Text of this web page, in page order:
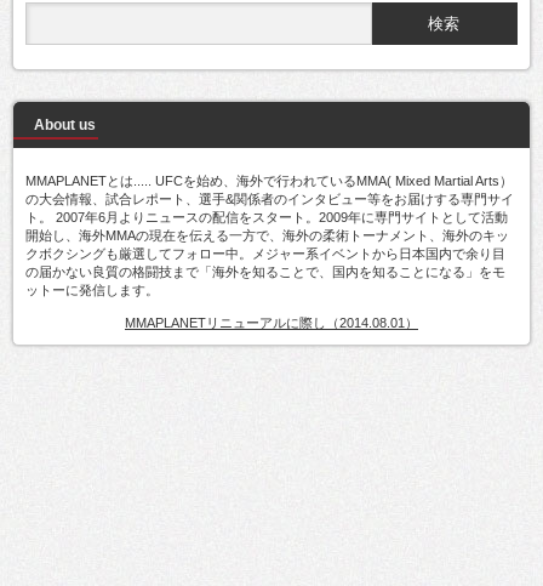
About us
MMAPLANETとは..... UFCを始め、海外で行われているMMA( Mixed Martial Arts）
の大会情報、試合レポート、選手&関係者のインタビュー等をお届けする専門サイ
ト。 2007年6月よりニュースの配信をスタート。2009年に専門サイトとして活動
開始し、海外MMAの現在を伝える一方で、海外の柔術トーナメント、海外のキッ
クボクシングも厳選してフォロー中。メジャー系イベントから日本国内で余り目
の届かない良質の格闘技まで「海外を知ることで、国内を知ることになる」をモ
ットーに発信します。
MMAPLANETリニューアルに際し（2014.08.01）